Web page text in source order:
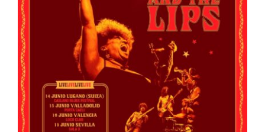
ARTÍCULOS
QUÉ HACEMOS
MECENAZGO
CONTRATACIÓN
CONTACTO
BIO